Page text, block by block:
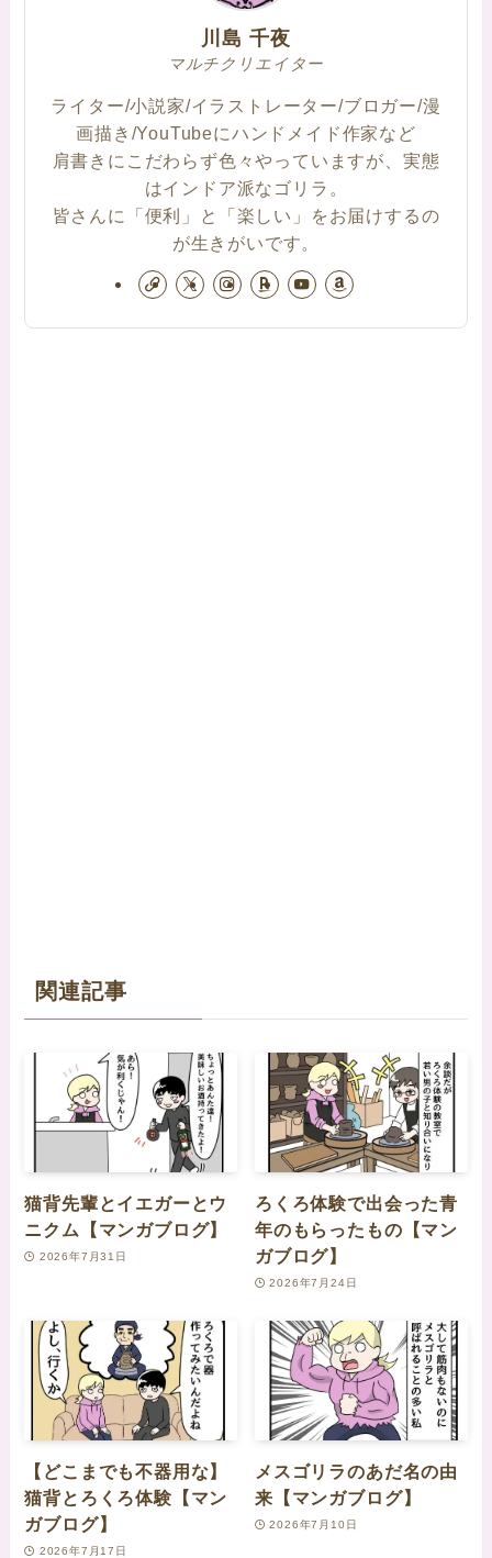
川島 千夜
マルチクリエイター
ライター/小説家/イラストレーター/ブロガー/漫
画描き/YouTubeにハンドメイド作家など
肩書きにこだわらず色々やっていますが、実態
はインドア派なゴリラ。
皆さんに「便利」と「楽しい」をお届けするの
が生きがいです。
関連記事
猫背先輩とイエガーとウ
ニクム【マンガブログ】
2026年7月31日
ろくろ体験で出会った青
年のもらったもの【マン
ガブログ】
2026年7月24日
【どこまでも不器用な】
猫背とろくろ体験【マン
ガブログ】
2026年7月17日
メスゴリラのあだ名の由
来【マンガブログ】
2026年7月10日